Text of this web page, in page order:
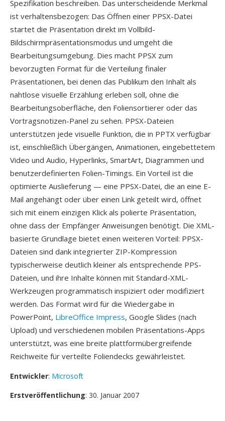
Spezifikation beschreiben. Das unterscheidende Merkmal
ist verhaltensbezogen: Das Öffnen einer PPSX-Datei
startet die Präsentation direkt im Vollbild-
Bildschirmpräsentationsmodus und umgeht die
Bearbeitungsumgebung. Dies macht PPSX zum
bevorzugten Format für die Verteilung finaler
Präsentationen, bei denen das Publikum den Inhalt als
nahtlose visuelle Erzählung erleben soll, ohne die
Bearbeitungsoberfläche, den Foliensortierer oder das
Vortragsnotizen-Panel zu sehen. PPSX-Dateien
unterstützen jede visuelle Funktion, die in PPTX verfügbar
ist, einschließlich Übergängen, Animationen, eingebettetem
Video und Audio, Hyperlinks, SmartArt, Diagrammen und
benutzerdefinierten Folien-Timings. Ein Vorteil ist die
optimierte Auslieferung — eine PPSX-Datei, die an eine E-
Mail angehängt oder über einen Link geteilt wird, öffnet
sich mit einem einzigen Klick als polierte Präsentation,
ohne dass der Empfänger Anweisungen benötigt. Die XML-
basierte Grundlage bietet einen weiteren Vorteil: PPSX-
Dateien sind dank integrierter ZIP-Kompression
typischerweise deutlich kleiner als entsprechende PPS-
Dateien, und ihre Inhalte können mit Standard-XML-
Werkzeugen programmatisch inspiziert oder modifiziert
werden. Das Format wird für die Wiedergabe in
PowerPoint, LibreOffice Impress, Google Slides (nach
Upload) und verschiedenen mobilen Präsentations-Apps
unterstützt, was eine breite plattformübergreifende
Reichweite für verteilte Foliendecks gewährleistet.
Entwickler: Microsoft
Erstveröffentlichung: 30. Januar 2007